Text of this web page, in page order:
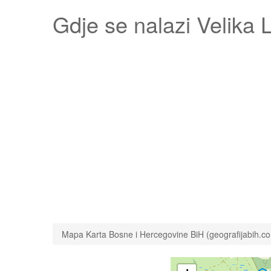
Gdje se nalazi Velika
Mapa Karta Bosne i Hercegovine BiH